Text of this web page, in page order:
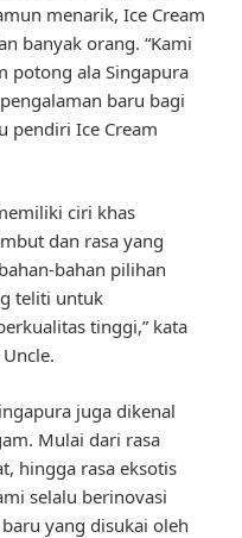
menarik, Ice Cream
banyak orang. “Kami
potong ala Singapura
baru bagi
pendiri Ice Cream
ciri khas
dan rasa yang
bahan pilihan
teliti untuk
tinggi,” kata
juga dikenal
Mulai dari rasa
hingga rasa eksotis
selalu berinovasi
yang disukai oleh